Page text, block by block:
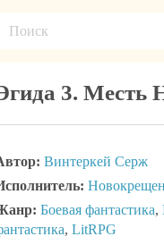
3. Месть
Винтеркей Серж
Боевая фантастика,
, LitRPG